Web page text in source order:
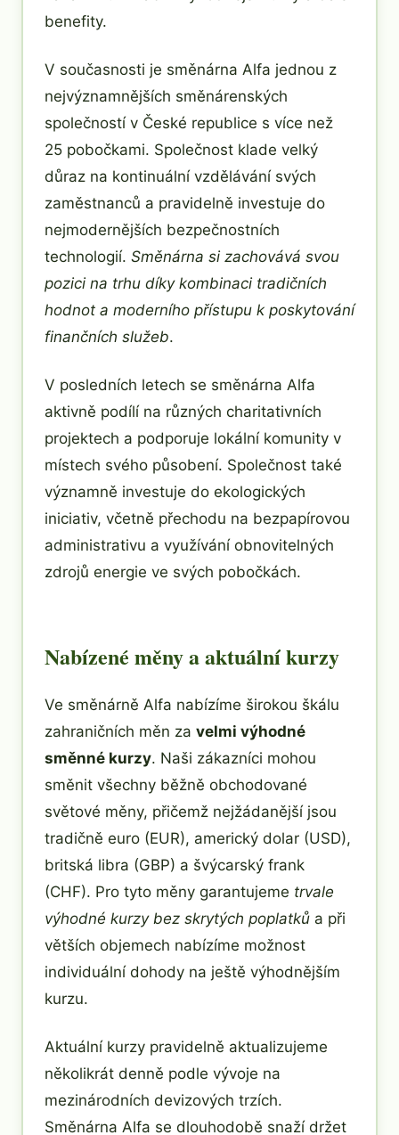
benefity.
V současnosti je směnárna Alfa jednou z
nejvýznamnějších směnárenských
společností v České republice s více než
25 pobočkami. Společnost klade velký
důraz na kontinuální vzdělávání svých
zaměstnanců a pravidelně investuje do
nejmodernějších bezpečnostních
technologií. Směnárna si zachovává svou
pozici na trhu díky kombinaci tradičních
hodnot a moderního přístupu k poskytování
finančních služeb.
V posledních letech se směnárna Alfa
aktivně podílí na různých charitativních
projektech a podporuje lokální komunity v
místech svého působení. Společnost také
významně investuje do ekologických
iniciativ, včetně přechodu na bezpapírovou
administrativu a využívání obnovitelných
zdrojů energie ve svých pobočkách.
Nabízené měny a aktuální kurzy
Ve směnárně Alfa nabízíme širokou škálu
zahraničních měn za velmi výhodné
směnné kurzy. Naši zákazníci mohou
směnit všechny běžně obchodované
světové měny, přičemž nejžádanější jsou
tradičně euro (EUR), americký dolar (USD),
britská libra (GBP) a švýcarský frank
(CHF). Pro tyto měny garantujeme trvale
výhodné kurzy bez skrytých poplatků a při
větších objemech nabízíme možnost
individuální dohody na ještě výhodnějším
kurzu.
Aktuální kurzy pravidelně aktualizujeme
několikrát denně podle vývoje na
mezinárodních devizových trzích.
Směnárna Alfa se dlouhodobě snaží držet